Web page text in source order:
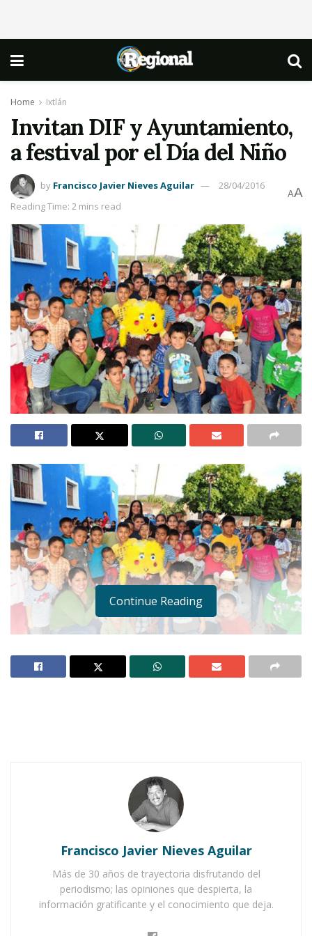
Home Ixtlán
Invitan DIF y Ayuntamiento,
a festival por el Día del Niño
by Francisco Javier Nieves Aguilar
28/04/2016
Reading Time: 2 mins read
AA
muchas alegrías y diversión.
chocolate
Buena tarde taurina en Ahuacatlán
Continue Reading
Francisco Javier Nieves Aguilar
Más de 30 años de trayectoria disfrutando del
periodismo; las opiniones que despierta, la
información gratificante y el conocimiento que deja.